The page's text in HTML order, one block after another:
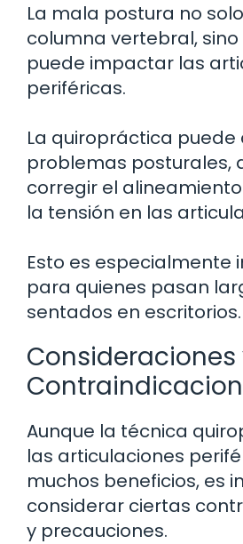
La mala postura no
columna vertebral,
puede impactar las
periféricas.
La quiropráctica
problemas posturales,
corregir el
la tensión en las
Esto es especialmente
para quienes pasan
sentados en escritorios.
Consideraciones
Aunque la técnica
las articulaciones
muchos beneficios, es
considerar ciertas
y precauciones.